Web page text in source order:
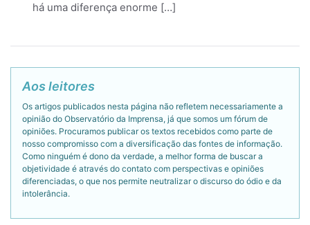
há uma diferença enorme […]
Aos leitores
Os artigos publicados nesta página não refletem necessariamente a
opinião do Observatório da Imprensa, já que somos um fórum de
opiniões. Procuramos publicar os textos recebidos como parte de
nosso compromisso com a diversificação das fontes de informação.
Como ninguém é dono da verdade, a melhor forma de buscar a
objetividade é através do contato com perspectivas e opiniões
diferenciadas, o que nos permite neutralizar o discurso do ódio e da
intolerância.